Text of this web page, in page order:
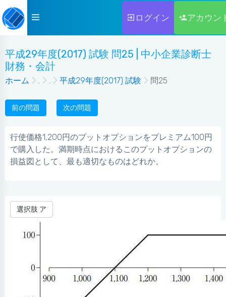
ログイン アカウン
平成29年度(2017) 試験 問25 | 中小企業診断士
財務・会計
ホーム . . 平成29年度(2017) 試験 問25
前の問題 次の問題
行使価格1,200円のプットオプションをプレミアム100円
で購入した。満期時点におけるこのプットオプションの
損益図として、最も適切なものはどれか。
選択肢 ア